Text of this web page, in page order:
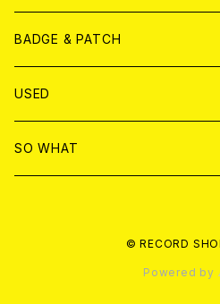
T-shirt & WEAR
ANALOG
T-SHIRT & WEAR
DVD
BADGE & PATCH
BADGE
PATCH
USED
書籍
SO WHAT
© RECORD
Powered by